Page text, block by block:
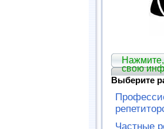
свою
Выберите
Частные